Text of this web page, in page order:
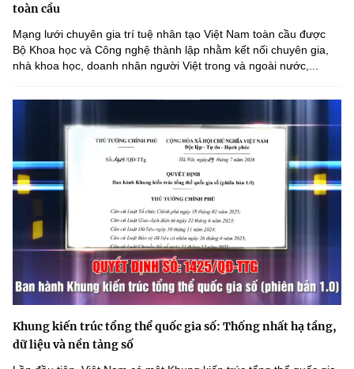
toàn cầu
Mạng lưới chuyên gia trí tuệ nhân tạo Việt Nam toàn cầu được
Bộ Khoa học và Công nghệ thành lập nhằm kết nối chuyên gia,
nhà khoa học, doanh nhân người Việt trong và ngoài nước,...
Khung kiến trúc tổng thể quốc gia số: Thống nhất hạ tầng,
dữ liệu và nền tảng số